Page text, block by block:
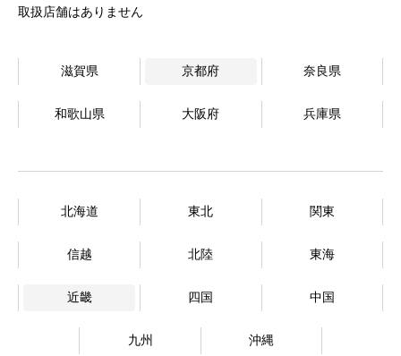
滋賀県 京都府 奈良県
和歌山県 大阪府 兵庫県
北海道 東北 関東
信越 北陸 東海
近畿 四国 中国
九州 沖縄